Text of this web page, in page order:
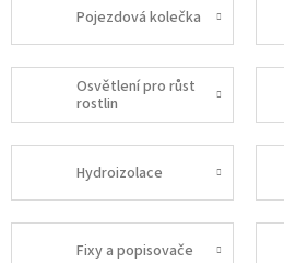
Pojezdová kolečka
Osvětlení pro růst
rostlin
Hydroizolace
Fixy a popisovače